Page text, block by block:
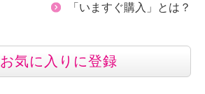
「いますぐ購入」とは？
お気に入りに登録